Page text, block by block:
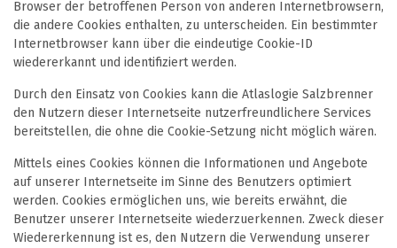
Browser der betroffenen Person von anderen Internetbrowsern,
die andere Cookies enthalten, zu unterscheiden. Ein bestimmter
Internetbrowser kann über die eindeutige Cookie-ID
wiedererkannt und identifiziert werden.
Durch den Einsatz von Cookies kann die Atlaslogie Salzbrenner
den Nutzern dieser Internetseite nutzerfreundlichere Services
bereitstellen, die ohne die Cookie-Setzung nicht möglich wären.
Mittels eines Cookies können die Informationen und Angebote
auf unserer Internetseite im Sinne des Benutzers optimiert
werden. Cookies ermöglichen uns, wie bereits erwähnt, die
Benutzer unserer Internetseite wiederzuerkennen. Zweck dieser
Wiedererkennung ist es, den Nutzern die Verwendung unserer